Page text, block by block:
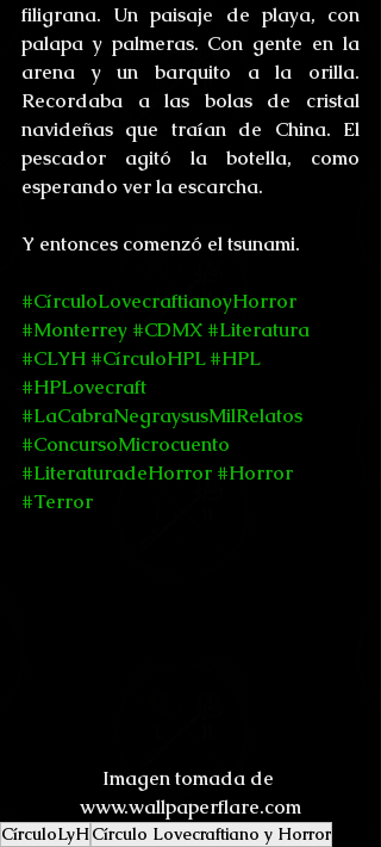
filigrana. Un paisaje de playa, con
palapa y palmeras. Con gente en la
arena y un barquito a la orilla.
Recordaba a las bolas de cristal
navideñas que traían de China. El
pescador agitó la botella, como
esperando ver la escarcha.
Y entonces comenzó el tsunami.
#CírculoLovecraftianoyHorror
#Monterrey #CDMX #Literatura
#CLYH #CírculoHPL #HPL
#HPLovecraft
#LaCabraNegraysusMilRelatos
#ConcursoMicrocuento
#LiteraturadeHorror #Horror
#Terror
Imagen tomada de
www.wallpaperflare.com
CírculoLyHCírculo Lovecraftiano y Horror